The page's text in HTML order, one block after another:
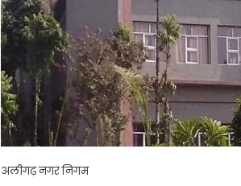
अलीगढ़ नगर निगम